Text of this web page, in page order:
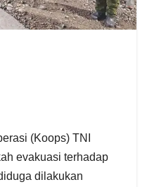
(Koops) TNI
evakuasi terhadap
dilakukan